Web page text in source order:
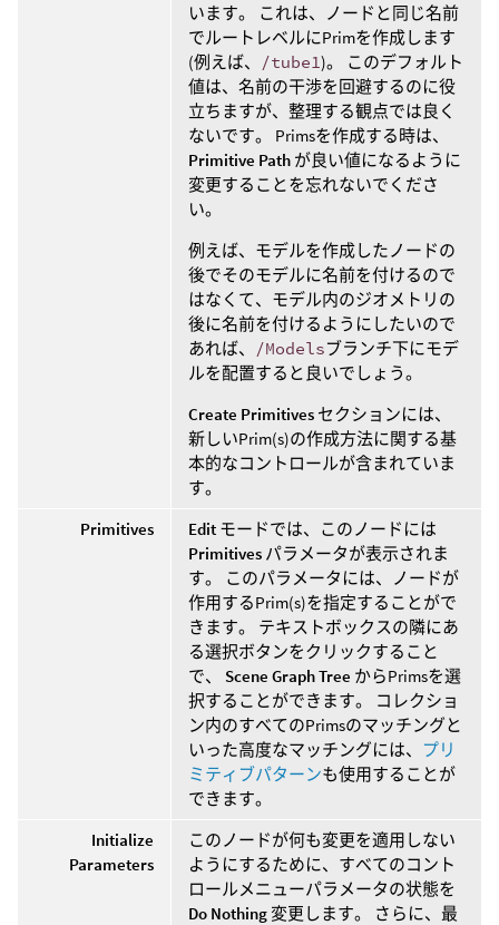
います。 これは、ノードと同じ名前
でルートレベルにPrimを作成します
(例えば、
/tube1)。 このデフォルト
値は、名前の干渉を回避するのに役
立ちますが、整理する観点では良く
ないです。 Primsを作成する時は、
Primitive Path が良い値になるように
変更することを忘れないでくださ
い。
例えば、モデルを作成したノードの
後でそのモデルに名前を付けるので
はなくて、モデル内のジオメトリの
後に名前を付けるようにしたいので
あれば、
/Modelsブランチ下にモデ
ルを配置すると良いでしょう。
Create Primitives セクションには、
新しいPrim(s)の作成方法に関する基
本的なコントロールが含まれていま
す。
Primitives
Edit モードでは、このノードには
Primitives パラメータが表示されま
す。 このパラメータには、ノードが
作用するPrim(s)を指定することがで
きます。 テキストボックスの隣にあ
る選択ボタンをクリックすること
で、 Scene Graph Tree からPrimsを選
択することができます。 コレクショ
ン内のすべてのPrimsのマッチングと
いった高度なマッチングには、
プリ
ミティブパターンも使用することが
できます。
Initialize
Parameters
このノードが何も変更を適用しない
ようにするために、すべてのコント
ロールメニューパラメータの状態を
Do Nothing 変更します。 さらに、最